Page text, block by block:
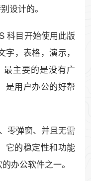
设计的。
科目开始使用此版
，表格，演示，
主要的是没有广
是用户办公的好帮
零弹窗、并且无需
它的稳定性和功能
办公软件之一。